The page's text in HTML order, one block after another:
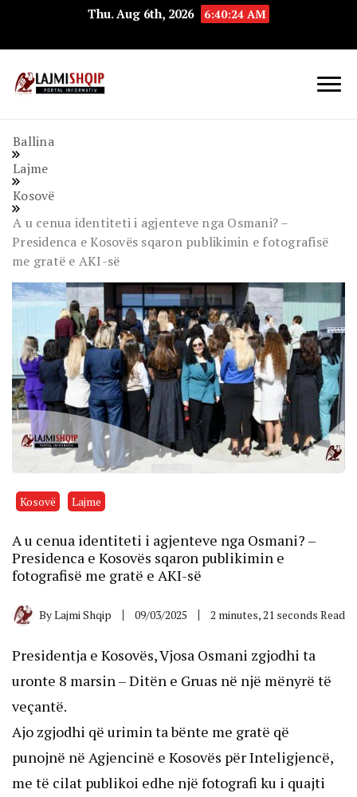
Thu. Aug 6th, 2026 6:40:25 AM
Ballina
Lajme
Kosovë
A u cenua identiteti i agjenteve nga Osmani? –
Presidenca e Kosovës sqaron publikimin e fotografisë
me gratë e AKI-së
Kosovë Lajme
A u cenua identiteti i agjenteve nga Osmani? –
Presidenca e Kosovës sqaron publikimin e
fotografisë me gratë e AKI-së
ByLajmi Shqip 09/03/2025 2 minutes, 21 seconds Read
Presidentja e Kosovës, Vjosa Osmani zgjodhi ta
uronte 8 marsin – Ditën e Gruas në një mënyrë të
veçantë.
Ajo zgjodhi që urimin ta bënte me gratë që
punojnë në Agjencinë e Kosovës për Inteligjencë,
me të cilat publikoi edhe një fotografi ku i quajti